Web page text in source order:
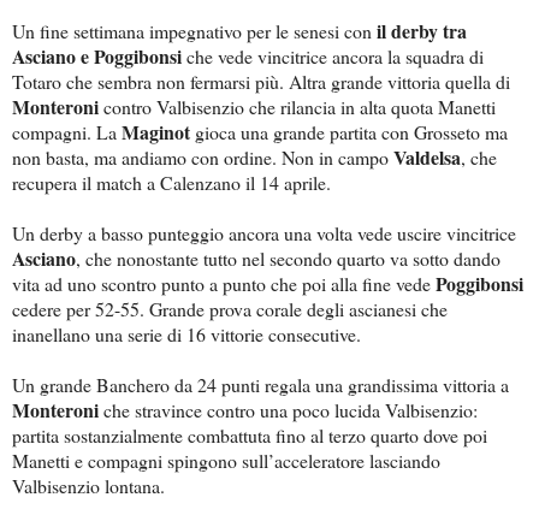
Un fine settimana impegnativo per le senesi con il derby tra
Asciano e Poggibonsiche vede vincitrice ancora la squadra di
Totaro che sembra non fermarsi più. Altra grande vittoria quella di
Monteronicontro Valbisenzio che rilancia in alta quota Manetti
compagni. La Maginot gioca una grande partita con Grosseto ma
non basta, ma andiamo con ordine. Non in campoValdelsa, che
recupera il match a Calenzano il 14 aprile.
Un derby a basso punteggio ancora una volta vede uscire vincitrice
Asciano, che nonostante tutto nel secondo quarto va sotto dando
vita ad uno scontro punto a punto che poi alla fine vedePoggibonsi
cedere per 52-55. Grande prova corale degli ascianesi che
inanellano una serie di 16 vittorie consecutive.
Un grande Banchero da 24 punti regala una grandissima vittoria a
Monteroniche stravince contro una poco lucida Valbisenzio:
partita sostanzialmente combattuta fino al terzo quarto dove poi
Manetti e compagni spingono sull’acceleratore lasciando
Valbisenzio lontana.